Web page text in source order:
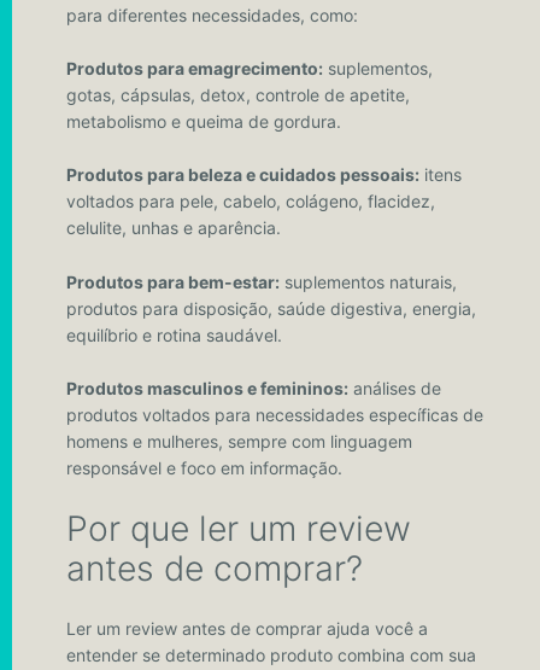
para diferentes necessidades, como:
Produtos para emagrecimento: suplementos,
gotas, cápsulas, detox, controle de apetite,
metabolismo e queima de gordura.
Produtos para beleza e cuidados pessoais: itens
voltados para pele, cabelo, colágeno, flacidez,
celulite, unhas e aparência.
Produtos para bem-estar: suplementos naturais,
produtos para disposição, saúde digestiva, energia,
equilíbrio e rotina saudável.
Produtos masculinos e femininos: análises de
produtos voltados para necessidades específicas de
homens e mulheres, sempre com linguagem
responsável e foco em informação.
Por que ler um review
antes de comprar?
Ler um review antes de comprar ajuda você a
entender se determinado produto combina com sua